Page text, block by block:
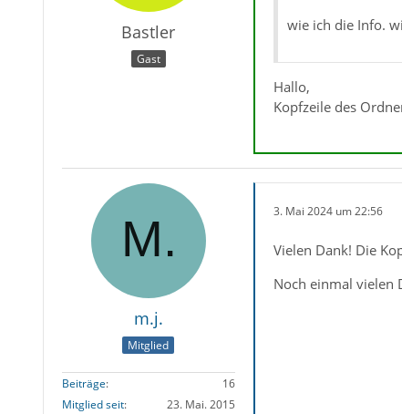
Bastler
Gast
wie ich die Info.
Hallo,
Kopfzeile des
m.j.
Mitglied
Beiträge
16
Mitglied seit
23. Mai. 2015
3. Mai 2024 um 22:56
Vielen Dank! Die
Noch einmal vielen